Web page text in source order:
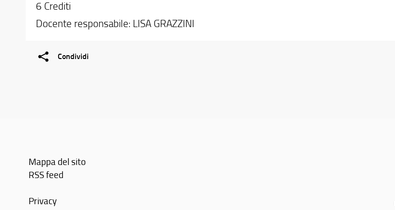
6 Crediti
Docente responsabile: LISA GRAZZINI
Condividi
Mappa del sito
RSS feed
Privacy